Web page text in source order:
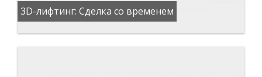
3D-лифтинг: Сделка со временем